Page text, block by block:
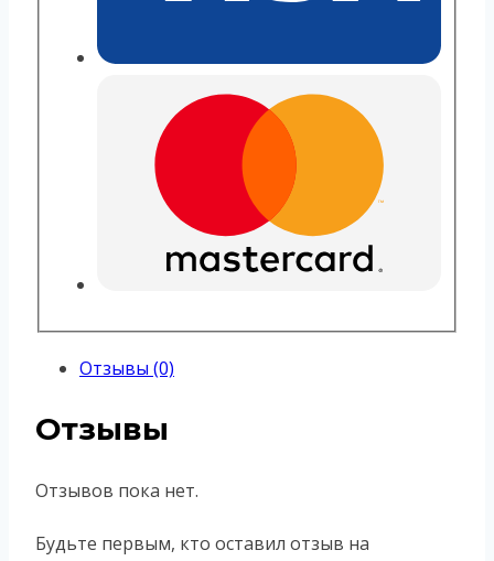
Отзывы (0)
Отзывы
Отзывов пока нет.
Будьте первым, кто оставил отзыв на